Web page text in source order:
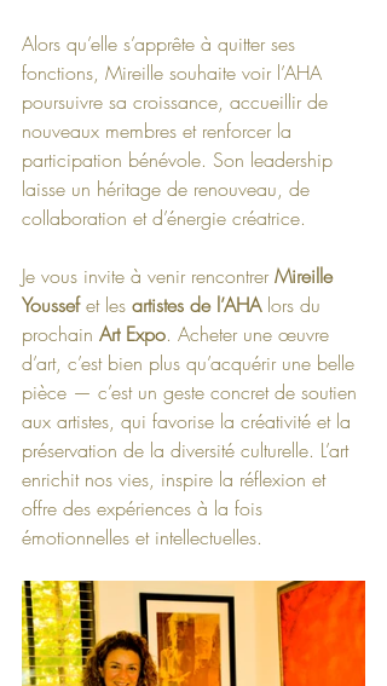
Alors qu’elle s’apprête à quitter ses
fonctions, Mireille souhaite voir l’AHA
poursuivre sa croissance, accueillir de
nouveaux membres et renforcer la
participation bénévole. Son leadership
laisse un héritage de renouveau, de
collaboration et d’énergie créatrice.
Je vous invite à venir rencontrer Mireille
Youssef et les artistes de l’AHA lors du
prochain Art Expo. Acheter une œuvre
d’art, c’est bien plus qu’acquérir une belle
pièce — c’est un geste concret de soutien
aux artistes, qui favorise la créativité et la
préservation de la diversité culturelle. L’art
enrichit nos vies, inspire la réflexion et
offre des expériences à la fois
émotionnelles et intellectuelles.